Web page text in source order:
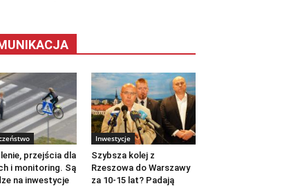
przejścia dla
i monitoring. Są
na inwestycje
Inwestycje
Szybsza kolej z
Rzeszowa do Warszawy
za 10-15 lat? Padają